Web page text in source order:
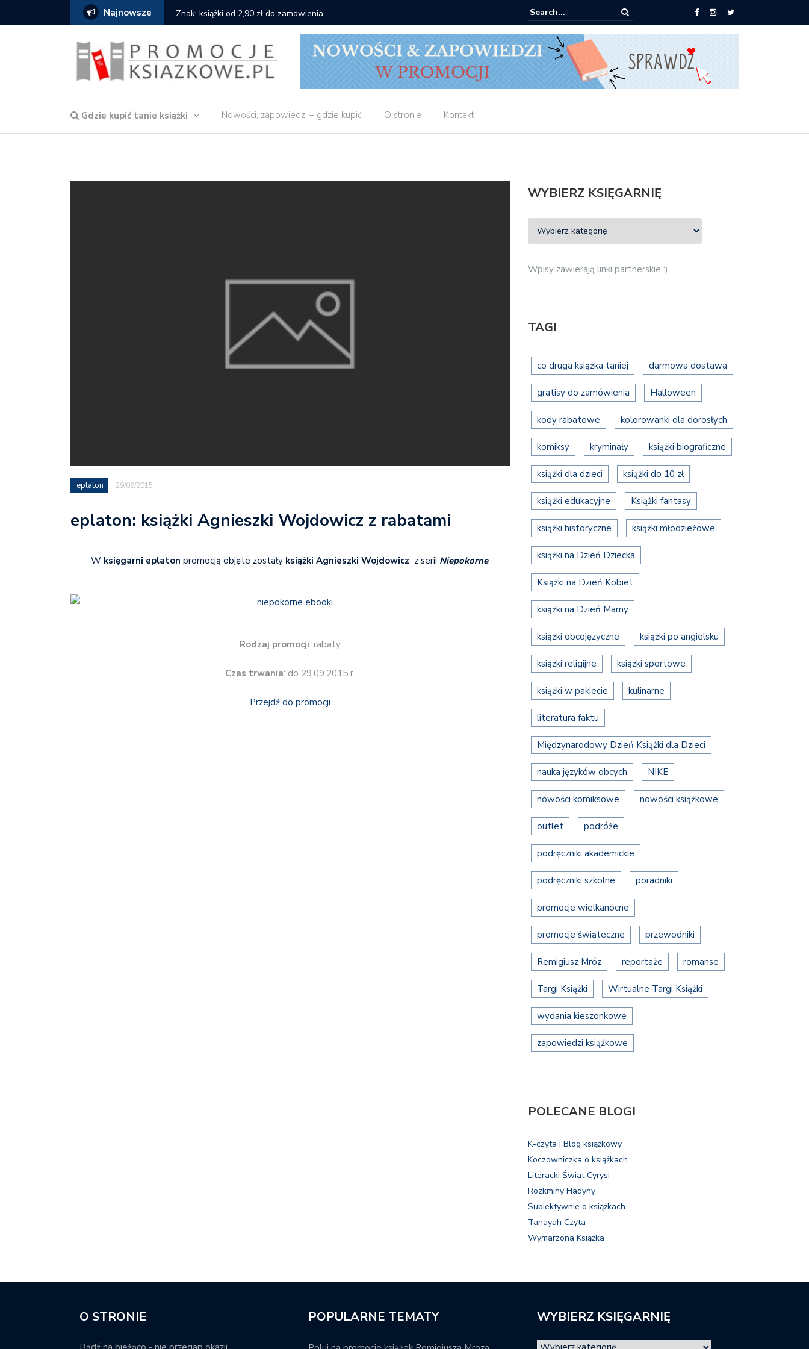
Najnowsze Znak: książki od 2,90 zł do zamówienia Matras: 10 książek za 69 zł
Gdzie kupić tanie książki Nowości, zapowiedzi – gdzie kupić O stronie Kontakt
eplaton 29/09/2015
eplaton: książki Agnieszki Wojdowicz z rabatami
W księgarni eplaton promocją objęte zostałyksiążki Agnieszki Wojdowicz z serii Niepokorne.
Rodzaj promocji: rabaty
Czas trwania: do 29.09.2015 r.
Przejdź do promocji
WYBIERZ KSIĘGARNIĘ
Wpisy zawierają linki partnerskie :)
TAGI
co druga książka taniej darmowa dostawa
gratisy do zamówienia Halloween
kody rabatowe kolorowanki dla dorosłych
komiksy kryminały książki biograficzne
książki dla dzieci książki do 10 zł
książki edukacyjne Książki fantasy
książki historyczne książki młodzieżowe
książki na Dzień Dziecka
Książki na Dzień Kobiet
książki na Dzień Mamy
książki obcojęzyczne książki po angielsku
książki religijne książki sportowe
książki w pakiecie kulinarne
literatura faktu
Międzynarodowy Dzień Książki dla Dzieci
nauka języków obcych NIKE
nowości komiksowe nowości książkowe
outlet podróże
podręczniki akademickie
podręczniki szkolne poradniki
promocje wielkanocne
promocje świąteczne przewodniki
Remigiusz Mróz reportaże romanse
Targi Książki Wirtualne Targi Książki
wydania kieszonkowe
zapowiedzi książkowe
POLECANE BLOGI
K-czyta | Blog książkowy
Koczowniczka o książkach
Literacki Świat Cyrysi
Rozkminy Hadyny
Subiektywnie o książkach
Tanayah Czyta
Wymarzona Książka
O STRONIE POPULARNE TEMATY WYBIERZ KSIĘGARNIĘ